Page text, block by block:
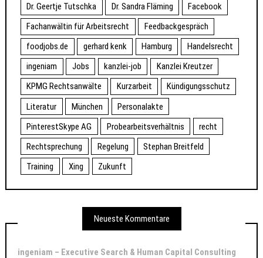
Dr. Geertje Tutschka
Dr. Sandra Fläming
Facebook
Fachanwältin für Arbeitsrecht
Feedbackgespräch
foodjobs.de
gerhard kenk Hamburg
Handelsrecht
ingeniam
Jobs kanzlei-job
Kanzlei Kreutzer
KPMG Rechtsanwälte
Kurzarbeit
Kündigungsschutz
Literatur
München
Personalakte
PinterestSkype AG
Probearbeitsverhältnis
recht
Rechtsprechung
Regelung
Stephan Breitfeld
Training
Xing Zukunft
Neueste Kommentare
ingeniam – Executive Search & Human Capital Consulting